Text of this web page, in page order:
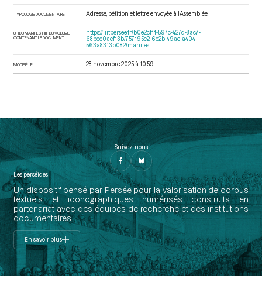
TYPOLOGIE DOCUMENTAIRE Adresse, pétition et lettre envoyée à l’Assemblée
URI DU MANIFEST IIIF DU VOLUME
CONTENANT LE DOCUMENT
https://iiif.persee.fr/b0e2cf11-597c-427d-8ac7-
68bcc0acf13b/757195c2-6c2b-49ae-a404-
563a8313b082/manifest
MODIFIÉ LE 28 novembre 2025 à 10:59
Suivez-nous
Les perséides
Un dispositif pensé par Persée pour la valorisation de corpus
textuels et iconographiques numérisés construits en
partenariat avec des équipes de recherche et des institutions
documentaires.
En savoir plus